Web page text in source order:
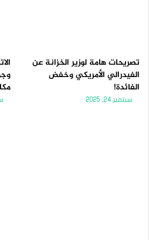
تصريحات هامة لوزير الخزانة عن
الفيدرالي الأمريكي وخفض
الفائدة!
سبتمبر 24, 2025